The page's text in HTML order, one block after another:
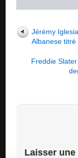
Jérémy
Albanese titré
Freddie
Laisser